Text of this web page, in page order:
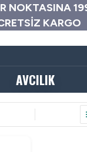
NOKTASINA
KARGO
AVCILIK